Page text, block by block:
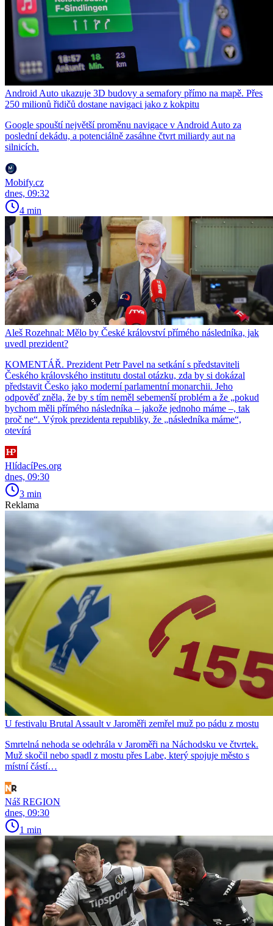
Android Auto ukazuje 3D budovy a semafory přímo na mapě. Přes
250 milionů řidičů dostane navigaci jako z kokpitu
Google spouští největší proměnu navigace v Android Auto za
poslední dekádu, a potenciálně zasáhne čtvrt miliardy aut na
silnicích.
Mobify.cz
dnes, 09:32
4 min
Aleš Rozehnal: Mělo by České království přímého následníka, jak
uvedl prezident?
KOMENTÁŘ. Prezident Petr Pavel na setkání s představiteli
Českého královského institutu dostal otázku, zda by si dokázal
představit Česko jako moderní parlamentní monarchii. Jeho
odpověď zněla, že by s tím neměl sebemenší problém a že „pokud
bychom měli přímého následníka – jakože jednoho máme –, tak
proč ne“. Výrok prezidenta republiky, že „následníka máme“,
otevírá
HlídacíPes.org
dnes, 09:30
3 min
Reklama
U festivalu Brutal Assault v Jaroměři zemřel muž po pádu z mostu
Smrtelná nehoda se odehrála v Jaroměři na Náchodsku ve čtvrtek.
Muž skočil nebo spadl z mostu přes Labe, který spojuje město s
místní částí…
Náš REGION
dnes, 09:30
1 min